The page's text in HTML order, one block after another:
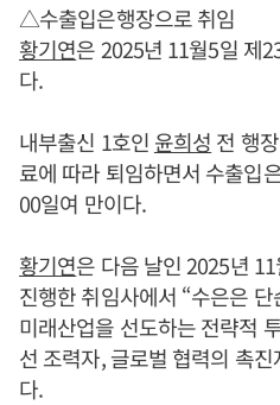
△수출입은행장으로 취임
황기연은 2025년 11월5일 제
다.
내부출신 1호인 윤희성 전 행
료에 따라 퇴임하면서 수출입
00일여 만이다.
황기연은 다음 날인 2025년
진행한 취임사에서 “수은은
미래산업을 선도하는 전략적
선 조력자, 글로벌 협력의 촉
다.